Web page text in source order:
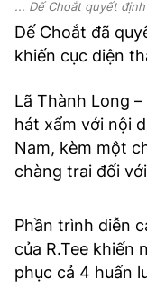
... Dế Choắt quyết
Dế Choắt đã
khiến cục diện
Lã Thành Long
hát xẩm với nội
Nam, kèm một
chàng trai đối
Phần trình diễn
của R.Tee khiến
phục cả 4 huấn